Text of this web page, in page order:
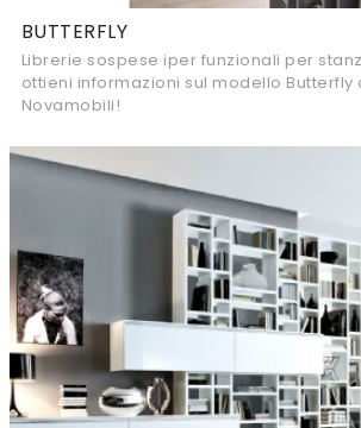
BUTTERFLY
Librerie sospese iper funzionali per
ottieni informazioni sul modello Butterfly
Novamobili!